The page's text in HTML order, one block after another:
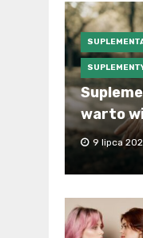
warto
9 lipca